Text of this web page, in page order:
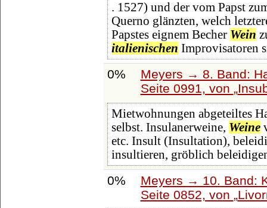
. 1527) und der vom Papst
Querno glänzten, welch
Papstes eignem Becher Wein
italienischen Improvisatoren
0%
Meyers → 8. Band:
Seite 0991, von
Mietwohnungen abgeteiltes
selbst. Insulanerweine, Weine
etc. Insult (Insultation),
insultieren, gröblich
0%
Meyers → 10. Band:
Seite 0852, von